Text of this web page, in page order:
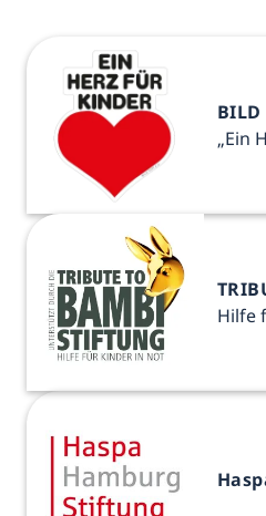
„Ein
Hilfe